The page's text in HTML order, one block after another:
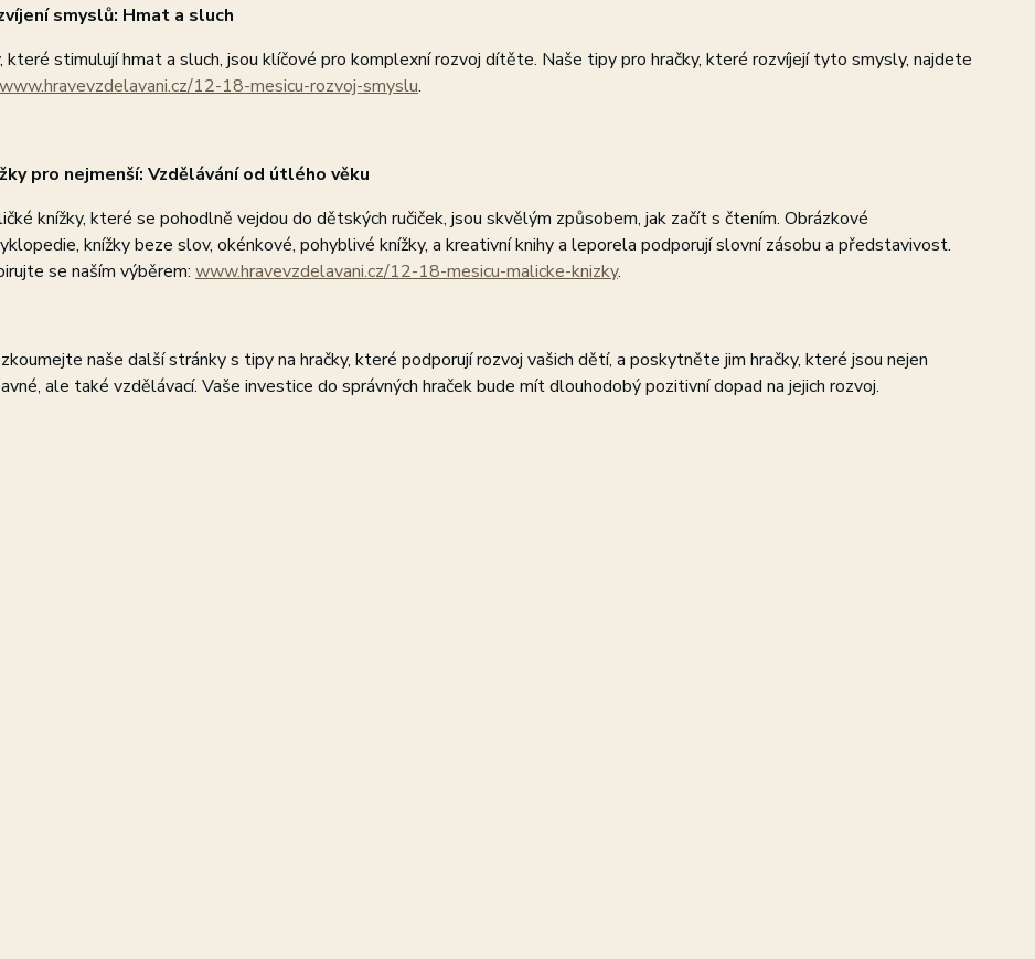
smyslů: Hmat a sluch
které stimulují hmat a sluch, jsou klíčové pro komplexní rozvoj dítěte. Naše tipy pro hračky, které rozvíjejí tyto smysly, najdete
www.hravevzdelavani.cz/12-18-mesicu-rozvoj-smyslu.
pro nejmenší: Vzdělávání od útlého věku
knížky, které se pohodlně vejdou do dětských ručiček, jsou skvělým způsobem, jak začít s čtením. Obrázkové
knížky beze slov, okénkové, pohyblivé knížky, a kreativní knihy a leporela podporují slovní zásobu a představivost.
se naším výběrem: www.hravevzdelavani.cz/12-18-mesicu-malicke-knizky.
naše další stránky s tipy na hračky, které podporují rozvoj vašich dětí, a poskytněte jim hračky, které jsou nejen
ale také vzdělávací. Vaše investice do správných hraček bude mít dlouhodobý pozitivní dopad na jejich rozvoj.